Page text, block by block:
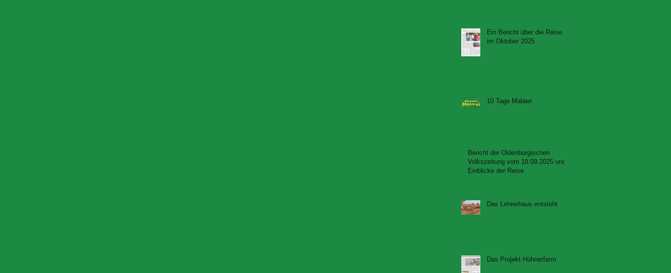
Ein Bericht über die Reise
im Oktober 2025
10 Tage Malawi
Bericht der Oldenburgischen
Volkszeitung vom 18.09.2025 und
Einblicke der Reise
Das Lehrerhaus entsteht
Das Projekt Hühnerfarm